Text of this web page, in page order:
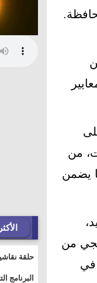
من
يضمن
من
في
حلقة
البرنامج